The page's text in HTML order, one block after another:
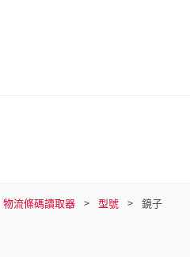
物流條碼讀取器 型號 鏡子